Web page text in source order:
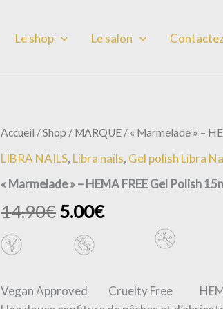
Le shop Le salon
Accueil /Shop / MARQUE / « Marmelade » –
LIBRA NAILS, Libra nails, Gel polish Libra
« Marmelade » – HEMA FREE Gel Polish
14.90€ 5.00€
Vegan Approved Cruelty Free HEMA
quantité
"Marmelade"
HEMA
Gel
15ml